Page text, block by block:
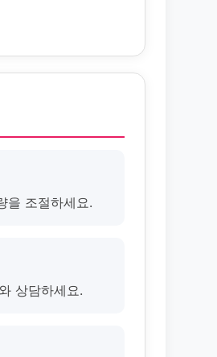
을 조절하세요.
상담하세요.